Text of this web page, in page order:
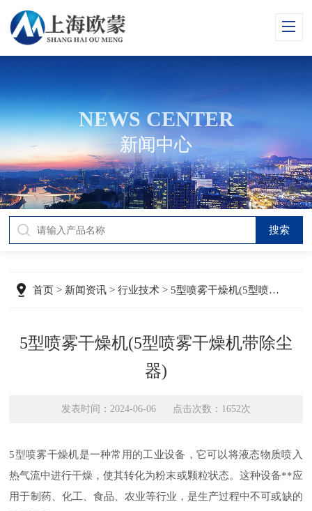
NEWS CENTER
新闻中心
首页 > 新闻资讯 >行业技术 > 5型喷雾干燥机(5型喷雾干燥机带除尘器)
5型喷雾干燥机(5型喷雾干燥机带除尘
器)
发表时间：2024-06-06 点击次数：1652次
5型喷雾干燥机是一种常用的工业设备，它可以将液态物质喷入
热气流中进行干燥，使其转化为粉末或颗粒状态。这种设备**应
用于制药、化工、食品、农业等行业，是生产过程中不可或缺的